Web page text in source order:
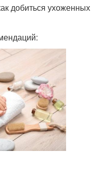
добиться ухоженных